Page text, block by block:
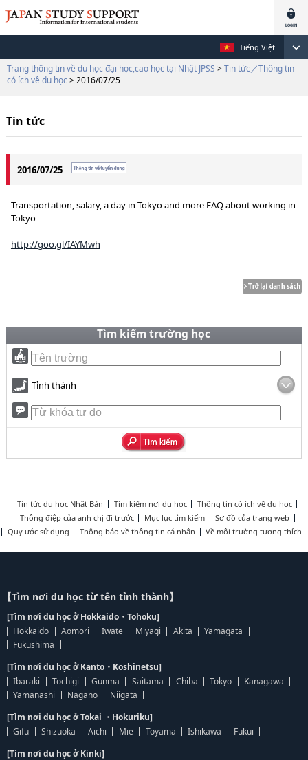
Tiếng Việt
Trang thông tin về du học đại học,cao học tại Nhật JPSS > Tin tức／Thông tin
có ích về du học > 2016/07/25
Tin tức
2016/07/25
Transportation, salary, a day in Tokyo and more FAQ about working in
Tokyo
http://goo.gl/IAYMwh
Tìm kiếm trường học
Tỉnh thành
Tin tức du học Nhật Bản Tìm kiếm nơi du học
Thông tin có ích về du học
Thông điệp của anh chị đi trước
Mục lục tìm kiếm
Sơ đồ của trang web
Quy ước sử dụng
Thông báo về thông tin cá nhân Về môi trường tương thích
【Tìm nơi du học từ tên tỉnh thành】
[Tìm nơi du học ở Hokkaido・Tohoku]
Hokkaido
Aomori Iwate Miyagi Akita
Yamagata
Fukushima
[Tìm nơi du học ở Kanto・Koshinetsu]
Ibaraki
Tochigi Gunma Saitama Chiba Tokyo
Kanagawa
Yamanashi
Nagano
Niigata
[Tìm nơi du học ở Tokai ・Hokuriku]
Gifu
Shizuoka Aichi Mie Toyama Ishikawa
Fukui
[Tìm nơi du học ở Kinki]